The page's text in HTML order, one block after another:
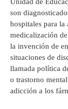
son
hospitales para
medicalización
la invención de
situaciones de
llamada política
o trastorno
adicción a los